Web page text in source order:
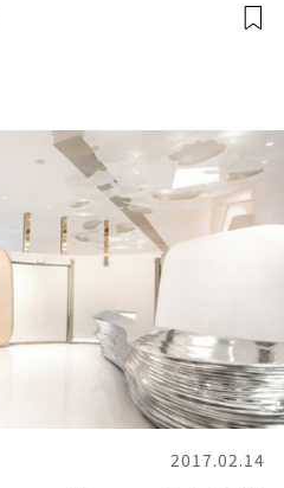
2017.02.14